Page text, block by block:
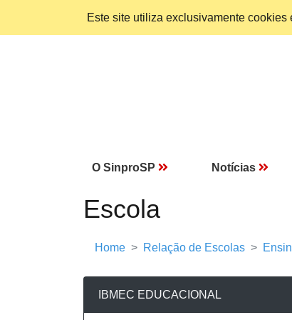
Este site utiliza exclusivamente
O SinproSP Notícias
Escola
Home Relação de Escolas
IBMEC EDUCACIONAL